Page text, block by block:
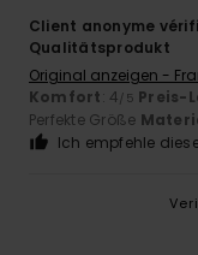
Client anonyme
Qualitätsprodukt
Original anzeigen -
Komfort: 4/5 Preis-
Perfekte Größe
Ich empfehle